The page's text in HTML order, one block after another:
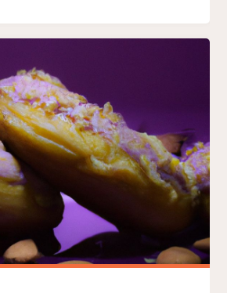
VEGAN
–
RECETTE
DELICAROOM"